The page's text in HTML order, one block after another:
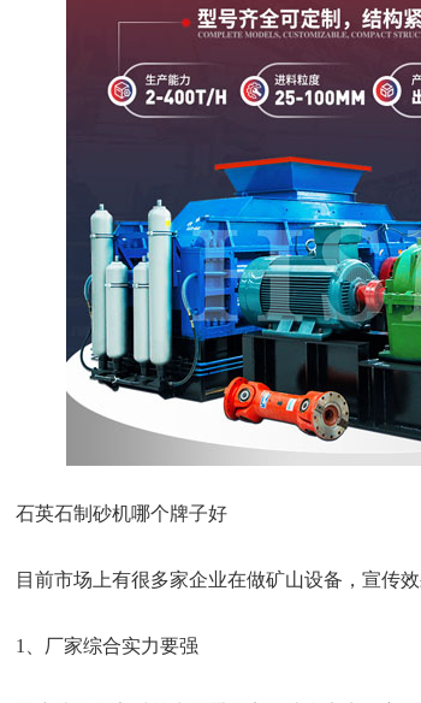
石英石制砂机哪个牌子好
目前市场上有很多家企业在做矿山设备，宣传
1、厂家综合实力要强